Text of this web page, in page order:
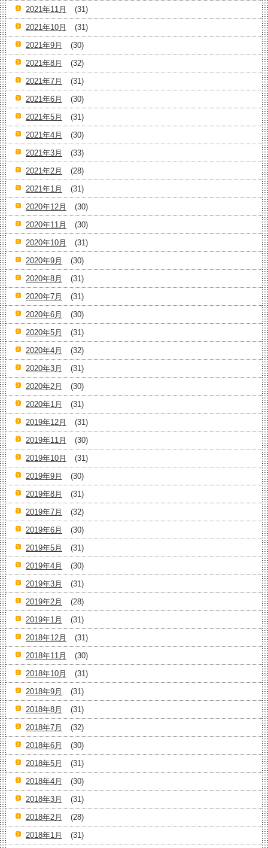
2021年11月
(31)
2021年10月
(31)
2021年9月
(30)
2021年8月
(32)
2021年7月
(31)
2021年6月
(30)
2021年5月
(31)
2021年4月
(30)
2021年3月
(33)
2021年2月
(28)
2021年1月
(31)
2020年12月
(30)
2020年11月
(30)
2020年10月
(31)
2020年9月
(30)
2020年8月
(31)
2020年7月
(31)
2020年6月
(30)
2020年5月
(31)
2020年4月
(32)
2020年3月
(31)
2020年2月
(30)
2020年1月
(31)
2019年12月
(31)
2019年11月
(30)
2019年10月
(31)
2019年9月
(30)
2019年8月
(31)
2019年7月
(32)
2019年6月
(30)
2019年5月
(31)
2019年4月
(30)
2019年3月
(31)
2019年2月
(28)
2019年1月
(31)
2018年12月
(31)
2018年11月
(30)
2018年10月
(31)
2018年9月
(31)
2018年8月
(31)
2018年7月
(32)
2018年6月
(30)
2018年5月
(31)
2018年4月
(30)
2018年3月
(31)
2018年2月
(28)
2018年1月
(31)